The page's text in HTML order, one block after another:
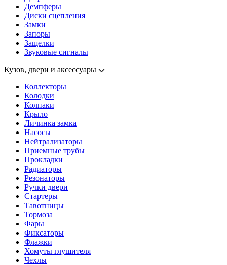
Демпферы
Диски сцепления
Замки
Запоры
Защелки
Звуковые сигналы
Кузов, двери и аксессуары
Коллекторы
Колодки
Колпаки
Крыло
Личинка замка
Насосы
Нейтрализаторы
Приемные трубы
Прокладки
Радиаторы
Резонаторы
Ручки двери
Стартеры
Тавотницы
Тормоза
Фары
Фиксаторы
Флажки
Хомуты глушителя
Чехлы